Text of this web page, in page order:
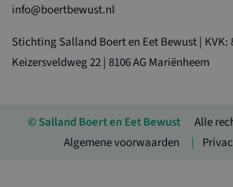
info@boertbewust.nl
Stichting Salland Boert en Eet Bewust | KVK:
Keizersveldweg 22 | 8106 AG Mariënheem
© Salland Boert en Eet Bewust
Alle
Algemene voorwaarden